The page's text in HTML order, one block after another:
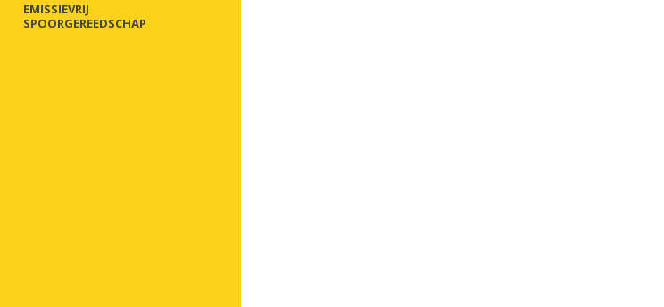
EMISSIEVRIJ
SPOORGEREEDSCHAP